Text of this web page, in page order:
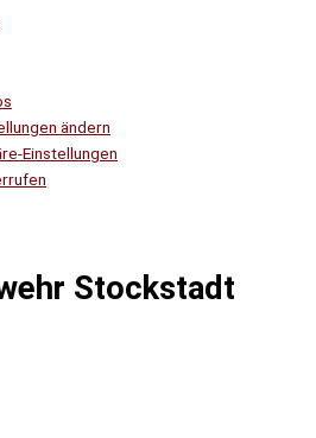
ändern
Einstellungen
Stockstadt